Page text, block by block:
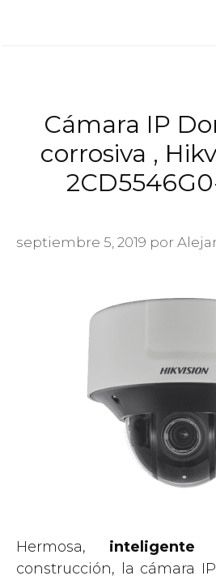
Cámara IP
corrosiva ,
septiembre 5, 2019 por
Hermosa, inteligente
construcción, la cámara IP